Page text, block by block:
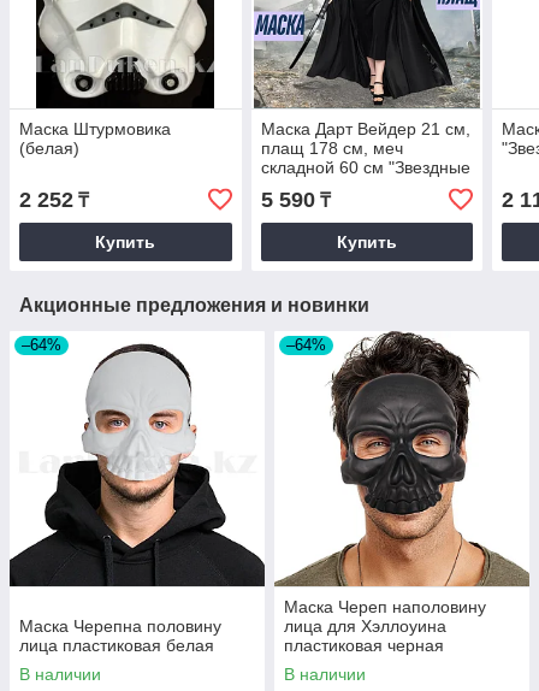
Маска Штурмовика
(белая)
2 252 ₸
Купить
Маска Дарт Вейдер 21 см,
плащ 178 см, меч
складной 60 см "Звездные
войны" набор 3 в 1
5 590₸
Купить
2
Акционные предложения и новинки
–64%
Маска Черепна половину
лица пластиковая белая
В наличии
–64%
Маска Череп наполовину
лица для Хэллоуина
пластиковая черная
В наличии